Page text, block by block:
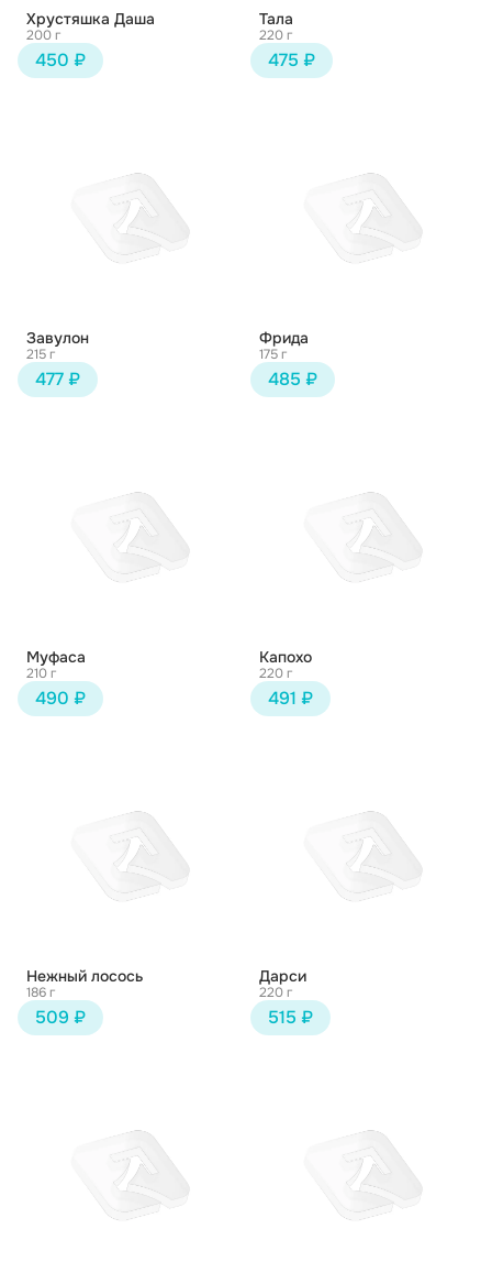
Хрустяшка Даша
200 г
450 ₽
Тала
220 г
475 ₽
Завулон
215 г
477 ₽
Фрида
175 г
485 ₽
Муфаса
210 г
490 ₽
Капохо
220 г
491 ₽
Нежный лосось
186 г
509 ₽
Дарси
220 г
515 ₽